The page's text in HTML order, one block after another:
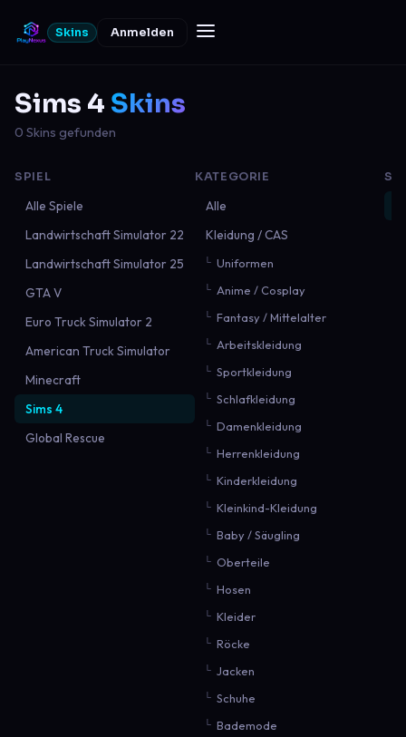
Skins Anmelden
Sims 4 Skins
0 Skins gefunden
SPIEL
Alle Spiele
Landwirtschaft Simulator 22
Landwirtschaft Simulator 25
GTA V
Euro Truck Simulator 2
American Truck Simulator
Minecraft
Sims 4
Global Rescue
KATEGORIE
Alle
Kleidung / CAS
Uniformen
Anime / Cosplay
Fantasy / Mittelalter
Arbeitskleidung
Sportkleidung
Schlafkleidung
Damenkleidung
Herrenkleidung
Kinderkleidung
Kleinkind-Kleidung
Baby / Säugling
Oberteile
Hosen
Kleider
Röcke
Jacken
Schuhe
Bademode